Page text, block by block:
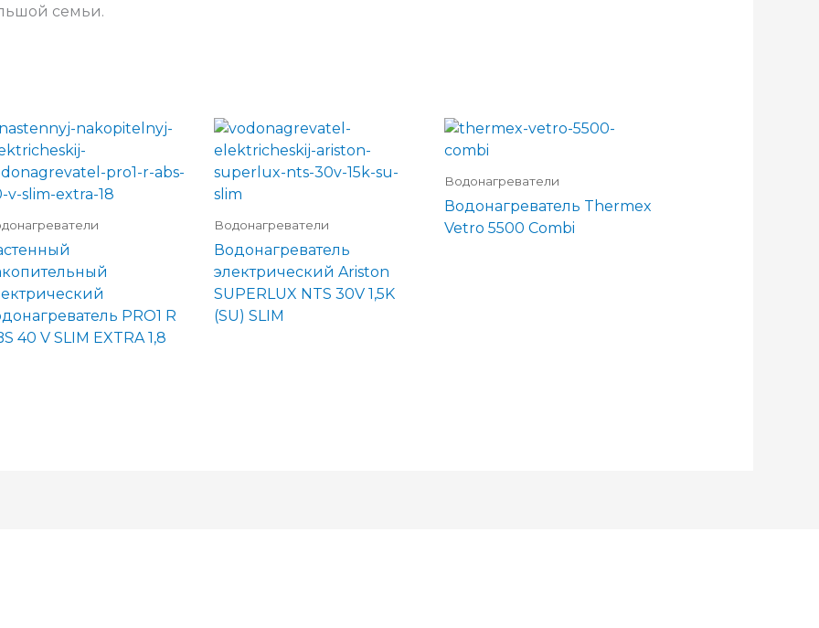
семьи.
PRO1 R
40 V SLIM EXTRA 1,8
Водонагреватели
Водонагреватель
электрический Ariston
SUPERLUX NTS 30V 1,5K
(SU) SLIM
Водонагреватели
Водонагреватель Thermex
Vetro 5500 Combi